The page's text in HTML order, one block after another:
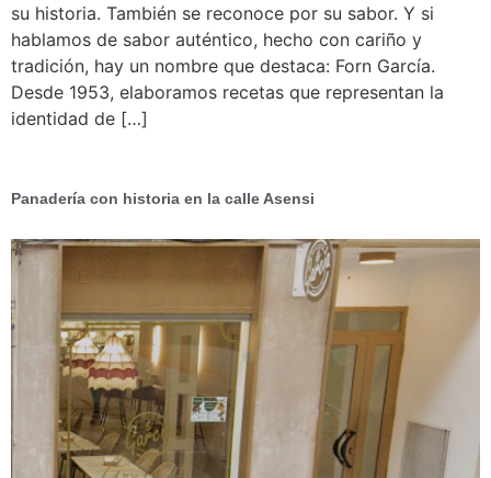
su historia. También se reconoce por su sabor. Y si
hablamos de sabor auténtico, hecho con cariño y
tradición, hay un nombre que destaca: Forn García.
Desde 1953, elaboramos recetas que representan la
identidad de […]
Panadería con historia en la calle Asensi